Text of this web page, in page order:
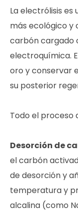
La electrólisis
más ecológico y
carbón cargado
electroquímica.
oro y conservar
su posterior
Todo el proceso
Desorción de
el carbón
de desorción y
temperatura y
alcalina (como